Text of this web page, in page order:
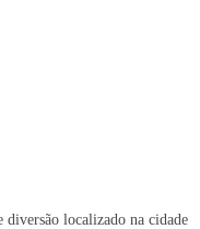
diversão localizado na cidade